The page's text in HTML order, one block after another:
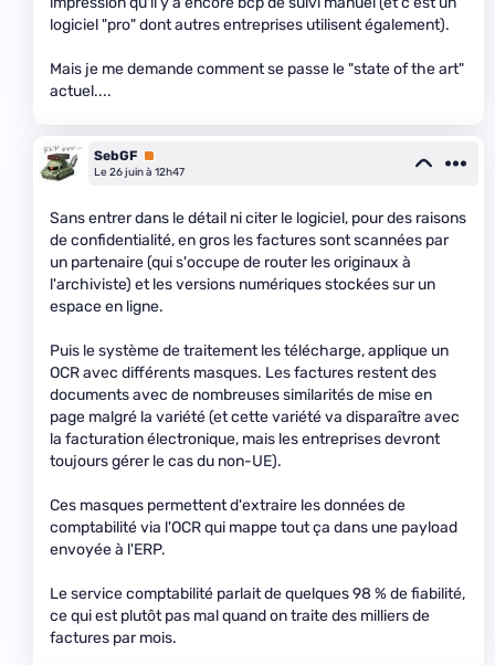
logiciel "pro" dont autres entreprises utilisent également).
Mais je me demande comment se passe le "state of the art"
actuel....
SebGF Premium
Le 26 juin à 12h47
Sans entrer dans le détail ni citer le logiciel, pour des raisons
de confidentialité, en gros les factures sont scannées par
un partenaire (qui s'occupe de router les originaux à
l'archiviste) et les versions numériques stockées sur un
espace en ligne.
Puis le système de traitement les télécharge, applique un
OCR avec différents masques. Les factures restent des
documents avec de nombreuses similarités de mise en
page malgré la variété (et cette variété va disparaître avec
la facturation électronique, mais les entreprises devront
toujours gérer le cas du non-UE).
Ces masques permettent d'extraire les données de
comptabilité via l'OCR qui mappe tout ça dans une payload
envoyée à l'ERP.
Le service comptabilité parlait de quelques 98 % de fiabilité,
ce qui est plutôt pas mal quand on traite des milliers de
factures par mois.